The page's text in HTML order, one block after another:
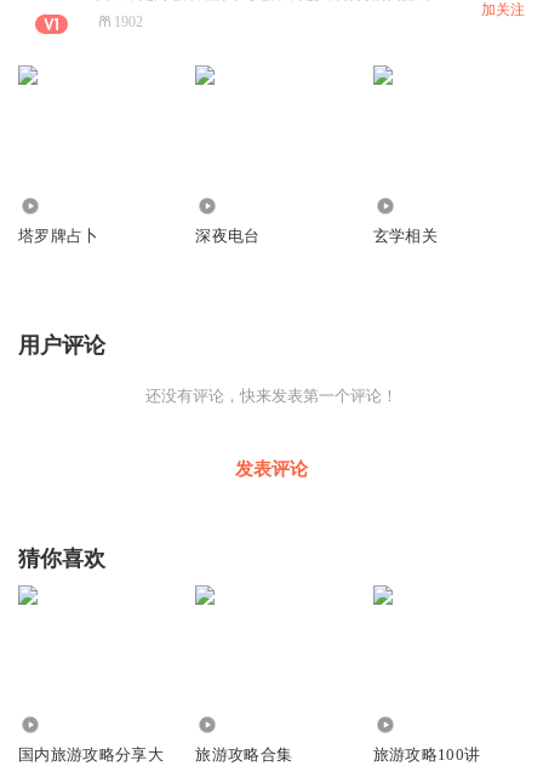
1902
加关注
塔罗牌占卜 深夜电台 玄学相关
用户评论
还没有评论，快来发表第一个评论！
发表评论
猜你喜欢
国内旅游攻略分享大
旅游攻略合集 旅游攻略100讲